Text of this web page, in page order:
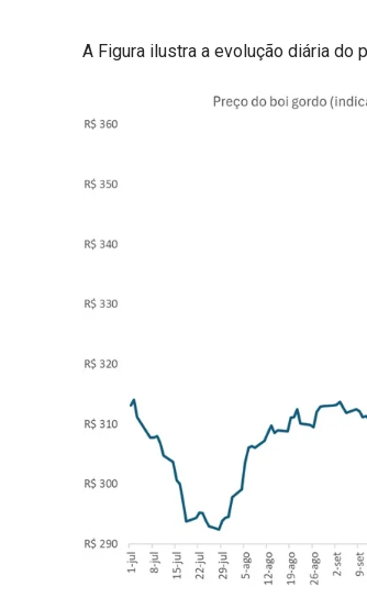
A Figura ilustra a evolução diária do